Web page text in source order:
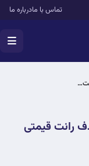
تماس با مادرباره ما
رانت قیمتی